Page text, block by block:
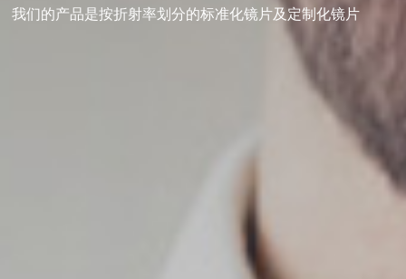
我们的产品是按折射率划分的标准化镜片及定制化镜片